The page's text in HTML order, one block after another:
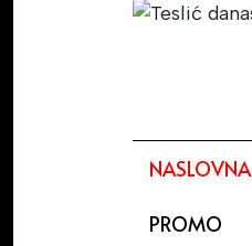
NASLOVNA
PROMO